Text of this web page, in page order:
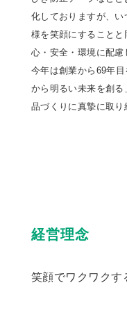
化しておりますが、
様を笑顔にすること
心・安全・環境に配慮
今年は創業から69年
から明るい未来を創
品づくりに真摯に取り
経営理念
笑顔でワクワクす